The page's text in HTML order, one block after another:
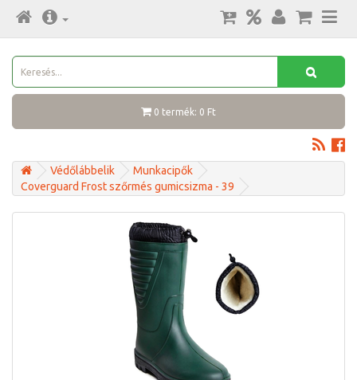
0 termék: 0 Ft
Védőlábbelik
Munkacipők
Coverguard Frost szőrmés gumicsizma - 39